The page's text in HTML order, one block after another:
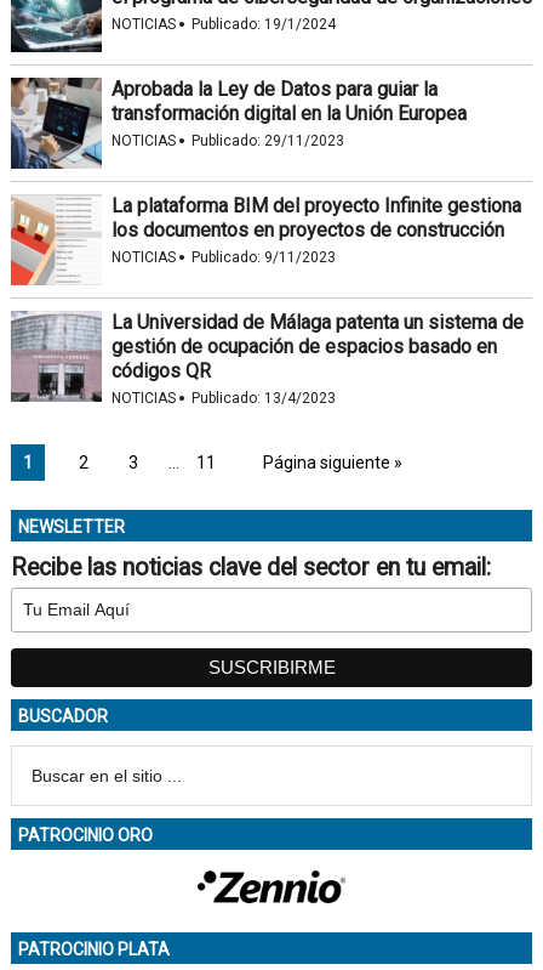
NOTICIAS · Publicado: 19/1/2024
Aprobada la Ley de Datos para guiar la
transformación digital en la Unión Europea
NOTICIAS · Publicado: 29/11/2023
La plataforma BIM del proyecto Infinite gestiona
los documentos en proyectos de construcción
NOTICIAS · Publicado: 9/11/2023
La Universidad de Málaga patenta un sistema de
gestión de ocupación de espacios basado en
códigos QR
NOTICIAS · Publicado: 13/4/2023
1 2 3 11 Página siguiente »
NEWSLETTER
Recibe las noticias clave del sector en tu email:
BUSCADOR
PATROCINIO ORO
PATROCINIO PLATA